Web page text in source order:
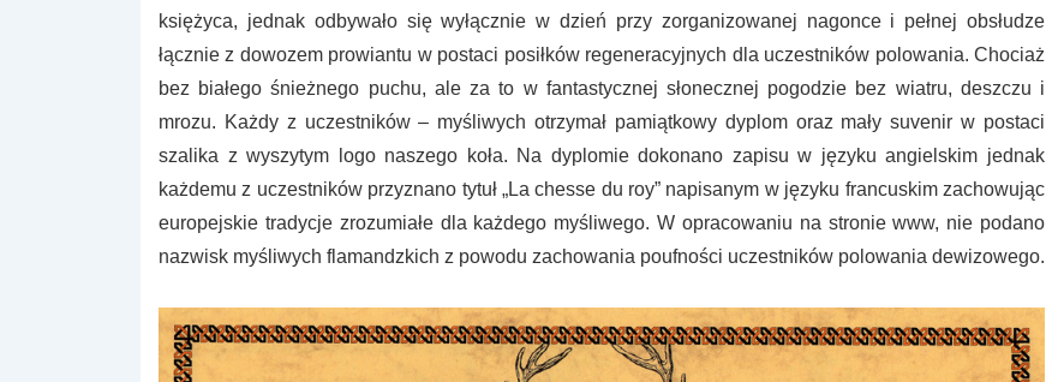
księżyca, jednak odbywało się wyłącznie w dzień przy zorganizowanej nagonce i pełnej obsłudze
łącznie z dowozem prowiantu w postaci posiłków regeneracyjnych dla uczestników polowania. Chociaż
bez białego śnieżnego puchu, ale za to w fantastycznej słonecznej pogodzie bez wiatru, deszczu i
mrozu. Każdy z uczestników – myśliwych otrzymał pamiątkowy dyplom oraz mały suvenir w postaci
szalika z wyszytym logo naszego koła. Na dyplomie dokonano zapisu w języku angielskim jednak
każdemu z uczestników przyznano tytuł „La chesse du roy” napisanym w języku francuskim zachowując
europejskie tradycje zrozumiałe dla każdego myśliwego. W opracowaniu na stronie www, nie podano
nazwisk myśliwych flamandzkich z powodu zachowania poufności uczestników polowania dewizowego.